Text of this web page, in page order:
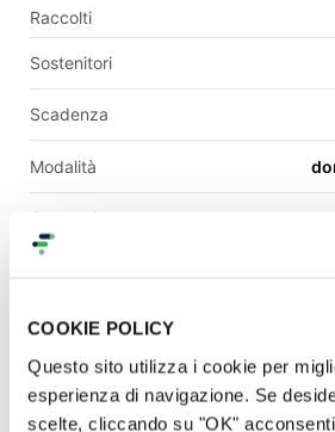
COOKIE POLICY
Questo sito utilizza i cookie per
esperienza di navigazione. Se
scelte, cliccando su "OK"
Raccolti
Sostenitori
Scadenza
Modalità
Categoria
Francesco Zarzana
Contatti